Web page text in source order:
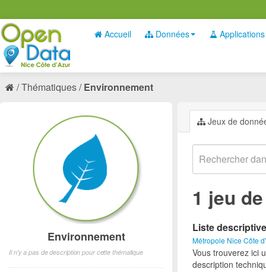
Accueil Données Applications
Thématiques Environnement
Jeux de
1 jeu
Liste
Métropole Nice Côte
Vous trouverez ici
description
Environnement
Il n'y a pas de description pour cette thématique